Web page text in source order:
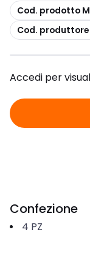
copia
Cod. prodotto
copia
Cod. produttore
Accedi per
Confezione
4 PZ